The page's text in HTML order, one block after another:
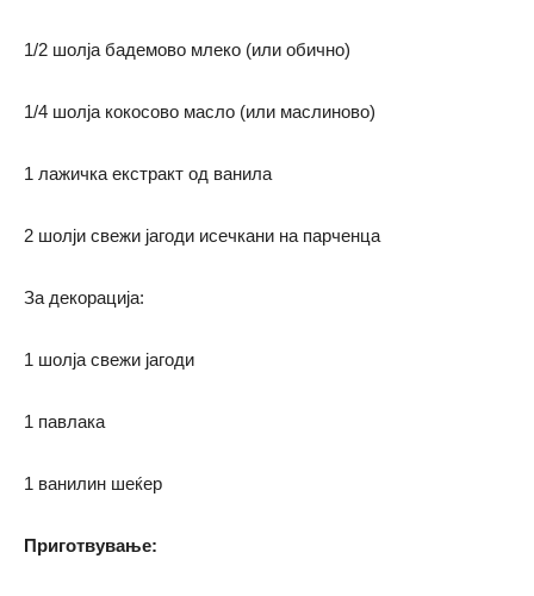
1/2 шолја бадемово млеко (или обично)
1/4 шолја кокосово масло (или маслиново)
1 лажичка екстракт од ванила
2 шолји свежи јагоди исечкани на парченца
За декорација:
1 шолја свежи јагоди
1 павлака
1 ванилин шеќер
Приготвување: